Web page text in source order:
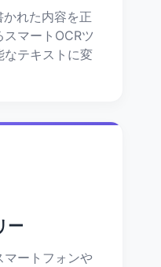
れた内容を正
マートOCRツ
なテキストに変
ー
マートフォンや